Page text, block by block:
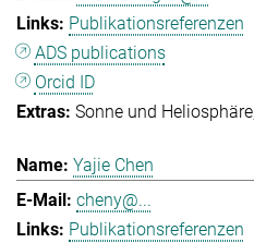
Publikationsreferenzen
ADS publications
Orcid ID
Sonne und Heliosphäre
Yajie Chen
cheny@...
Publikationsreferenzen